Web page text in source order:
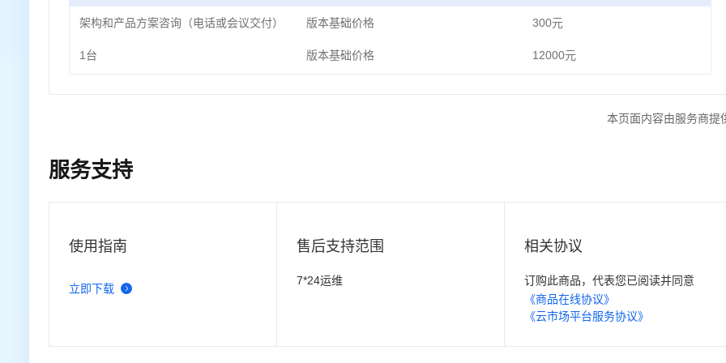
架构和产品方案咨询（电话或会议交付） 版本基础价格 300元
1台 版本基础价格 12000元
本页面内容由服务商提
服务支持
使用指南
立即下载
售后支持范围
7*24运维
相关协议
订购此商品，代表您已阅读并同意
《商品在线协议》
《云市场平台服务协议》